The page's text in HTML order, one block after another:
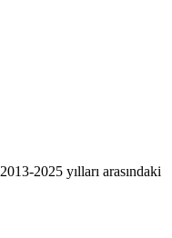
2013-2025 yılları arasındaki